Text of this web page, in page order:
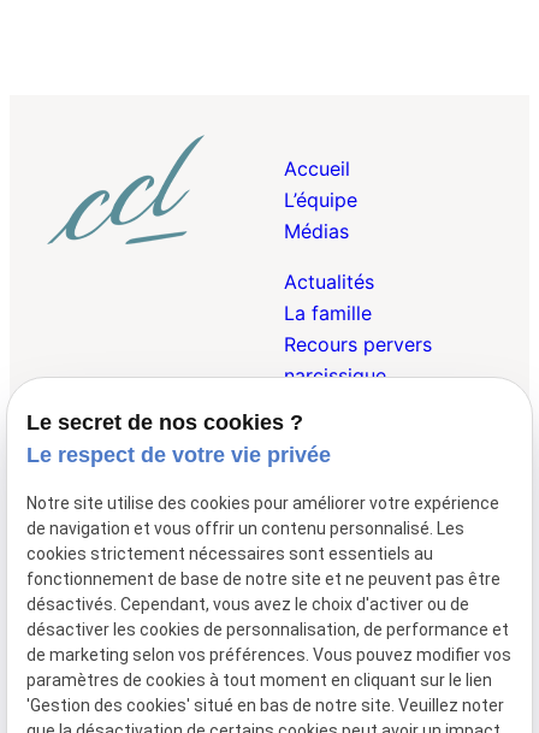
Accueil
L’équipe
Médias
Actualités
La famille
Recours pervers
narcissique
Droit Pénal de la
Famille
Droit Internationnal et
Européen de la Famille
01 47 23 69 00
148 avenue de
Wagram75017 Paris
Lundi - Vendredi 09:00 - 19:30
Le secret de nos cookies ?
Le respect de votre vie privée
Notre site utilise des cookies pour améliorer votre expérience
de navigation et vous offrir un contenu personnalisé. Les
cookies strictement nécessaires sont essentiels au
fonctionnement de base de notre site et ne peuvent pas être
désactivés. Cependant, vous avez le choix d'activer ou de
désactiver les cookies de personnalisation, de performance et
de marketing selon vos préférences. Vous pouvez modifier vos
paramètres de cookies à tout moment en cliquant sur le lien
'Gestion des cookies' situé en bas de notre site. Veuillez noter